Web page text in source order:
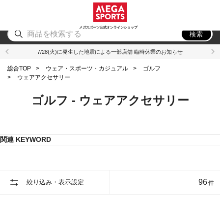
メガスポーツ公式オンラインショップ
アウトドア
検索
7/28(火)に発生した地震による一部店舗 臨時休業のお知らせ
総合TOP > ウェア・スポーツ・カジュアル >
ゴルフ
>
ウェアアクセサリー
ゴルフ - ウェアアクセサリー
関連 KEYWORD
絞り込み・表示設定 96件